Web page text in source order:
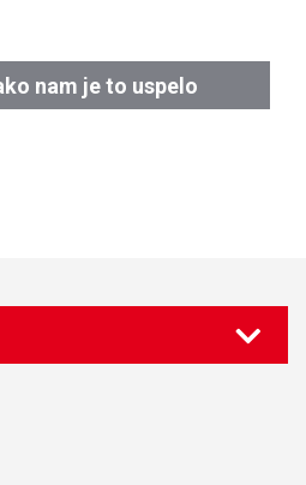
nam je to uspelo